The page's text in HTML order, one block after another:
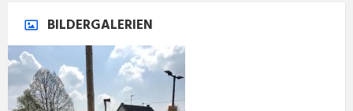
BILDERGALERIEN